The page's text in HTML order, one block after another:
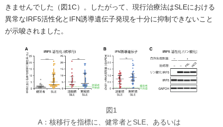
きませんでした（図1C）。したがって、現行治療法はSLEにおける
異常なIRF5活性化とIFN誘導遺伝子発現を十分に抑制できないこと
が示唆されました。
図1
A：核移行を指標に、健常者とSLE、あるいは